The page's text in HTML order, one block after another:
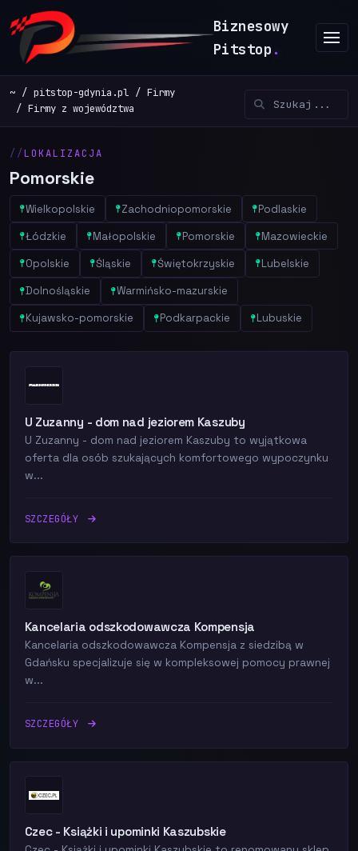
Biznesowy
Pitstop .
~ pitstop-gdynia.pl
Firmy
Firmy z województwa
LOKALIZACJA
Pomorskie
Wielkopolskie Zachodniopomorskie Podlaskie
Łódzkie Małopolskie Pomorskie Mazowieckie
Opolskie Śląskie Świętokrzyskie Lubelskie
Dolnośląskie Warmińsko-mazurskie
Kujawsko-pomorskie Podkarpackie Lubuskie
U Zuzanny - dom nad jeziorem Kaszuby
U Zuzanny - dom nad jeziorem Kaszuby to wyjątkowa
oferta dla osób szukających komfortowego wypoczynku
w...
SZCZEGÓŁY
Kancelaria odszkodowawcza Kompensja
Kancelaria odszkodowawcza Kompensja z siedzibą w
Gdańsku specjalizuje się w kompleksowej pomocy prawnej
w...
SZCZEGÓŁY
Czec - Książki i upominki Kaszubskie